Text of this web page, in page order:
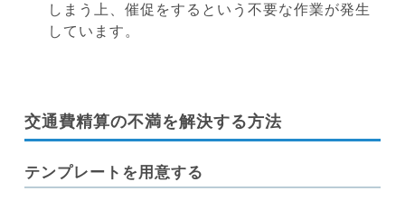
しまう上、催促をするという不要な作業が発生
しています。
交通費精算の不満を解決する方法
テンプレートを用意する